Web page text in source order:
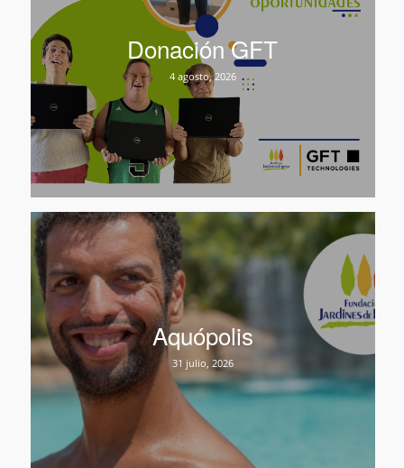
Donación GFT
4 agosto, 2026
Aquópolis
31 julio, 2026